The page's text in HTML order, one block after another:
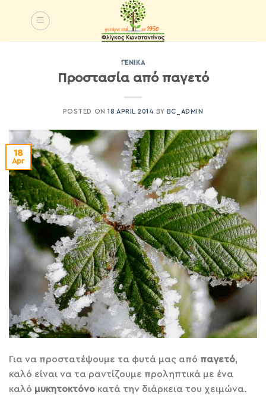
ΓΕΝΙΚΆ
Προστασία από παγετό
POSTED ON18 APRIL 2014 BY BC_ADMIN
18
Apr
Για να προστατέψουμε τα φυτά μας από παγετό,
καλό είναι να τα ραντίζουμε προληπτικά με ένα
καλό μυκητοκτόνο κατά την διάρκεια του χειμώνα.